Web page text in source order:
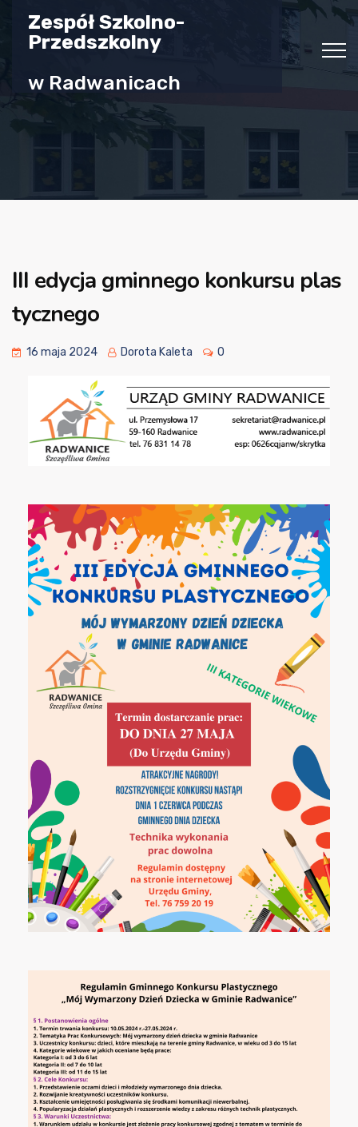
Zespół Szkolno-
Przedszkolny
w Radwanicach
III edycja gminnego konkursu plas
tycznego
16 maja 2024 Dorota Kaleta 0